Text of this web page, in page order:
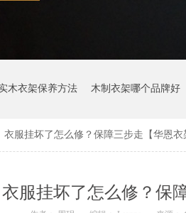
木衣架保养方法 木制衣架哪个品牌好
衣服挂坏了怎么修？保障三步走【华恩衣
衣服挂坏了怎么修？保